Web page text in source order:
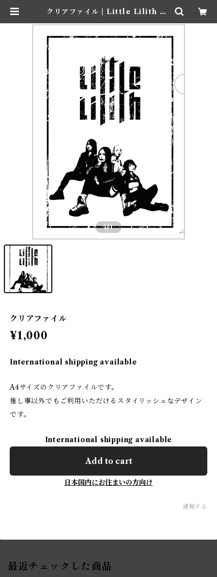
クリアファイル | Little Lilith Of
1/1
クリアファイル
¥1,000
International shipping available
A4サイズのクリアファイルです。
推し事以外でもご利用いただけるスタイリッシュなデザイン
です。
International shipping available
Add to cart
日本国内にお住まいの方向け
通報する
最近チェックした商品